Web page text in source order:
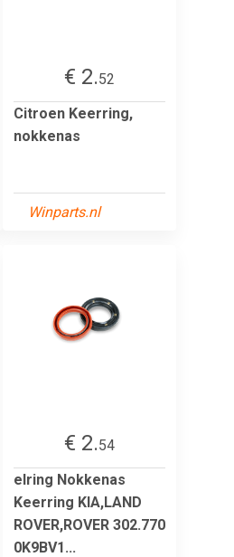
€ 2.52
Citroen Keerring,
nokkenas
Winparts.nl
€ 2.54
elring Nokkenas
Keerring KIA,LAND
ROVER,ROVER 302.770
0K9BV1...